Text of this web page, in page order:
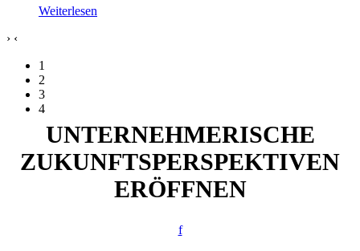
Weiterlesen
› ‹
1
2
3
4
UNTERNEHMERISCHE
ZUKUNFTSPERSPEKTIVEN
ERÖFFNEN
f